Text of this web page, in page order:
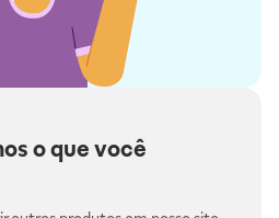
o que você